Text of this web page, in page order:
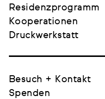
Residenzprogramm
Kooperationen
Druckwerkstatt
Besuch + Kontakt
Spenden